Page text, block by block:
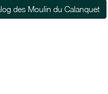
des Moulin du Calanquet